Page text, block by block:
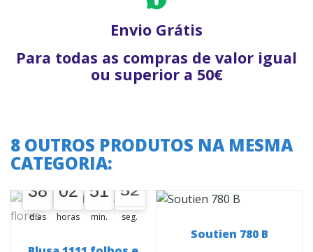
Envio Grátis
Para todas as compras de valor igual
ou superior a 50€
8 OUTROS PRODUTOS NA MESMA
CATEGORIA:
A oferta termina em:
38
38
00
dias
02
02
00
horas
51
51
00
min.
52
52
53
seg.
Soutien 780 B